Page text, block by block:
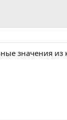
значения из